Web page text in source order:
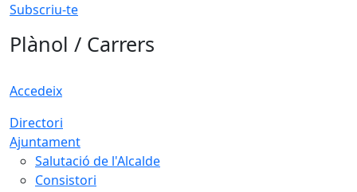
Subscriu-te
Plànol / Carrers
Accedeix
Directori
Ajuntament
Salutació de l'Alcalde
Consistori